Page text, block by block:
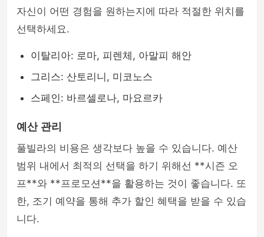
자신이 어떤 경험을 원하는지에 따라 적절한 위치를
선택하세요.
이탈리아: 로마, 피렌체, 아말피 해안
그리스: 산토리니, 미코노스
스페인: 바르셀로나, 마요르카
예산 관리
풀빌라의 비용은 생각보다 높을 수 있습니다. 예산
범위 내에서 최적의 선택을 하기 위해선 **시즌 오
프**와 **프로모션**을 활용하는 것이 좋습니다. 또
한, 조기 예약을 통해 추가 할인 혜택을 받을 수 있습
니다.